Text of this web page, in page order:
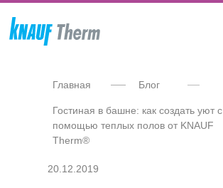
Блог
Главная
Гостиная в башне: как создать уют с
помощью теплых полов от KNAUF
Therm®
20.12.2019